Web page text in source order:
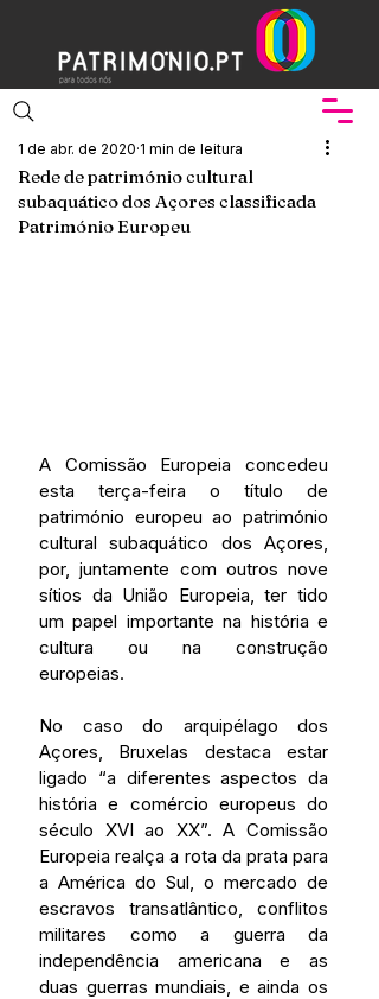
Rede de património cultural
subaquático dos Açores classificada
Património Europeu
1 de abr. de 2020 1 min de leitura
A Comissão Europeia concedeu
esta terça-feira o título de
património europeu ao património
cultural subaquático dos Açores,
por, juntamente com outros nove
sítios da União Europeia, ter tido
um papel importante na história e
cultura ou na construção
europeias.
No caso do arquipélago dos
Açores, Bruxelas destaca estar
ligado “a diferentes aspectos da
história e comércio europeus do
século XVI ao XX”. A Comissão
Europeia realça a rota da prata para
a América do Sul, o mercado de
escravos transatlântico, conflitos
militares como a guerra da
independência americana e as
duas guerras mundiais, e ainda os